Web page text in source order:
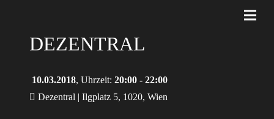
DEZENTRAL
10.03.2018, Uhrzeit: 20:00 - 22:00
Dezentral | Ilgplatz 5, 1020, Wien